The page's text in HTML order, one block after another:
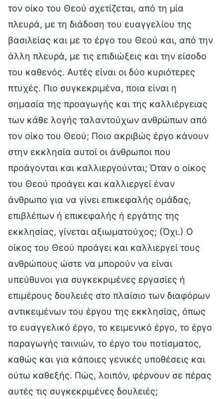
τον οίκο του Θεού σχετίζεται, από τη μία
πλευρά, με τη διάδοση του ευαγγελίου της
βασιλείας και με το έργο του Θεού και, από την
άλλη πλευρά, με τις επιδιώξεις και την είσοδο
του καθενός. Αυτές είναι οι δύο κυριότερες
πτυχές. Πιο συγκεκριμένα, ποια είναι η
σημασία της προαγωγής και της καλλιέργειας
των κάθε λογής ταλαντούχων ανθρώπων από
τον οίκο του Θεού; Ποιο ακριβώς έργο κάνουν
στην εκκλησία αυτοί οι άνθρωποι που
προάγονται και καλλιεργούνται; Όταν ο οίκος
του Θεού προάγει και καλλιεργεί έναν
άνθρωπο για να γίνει επικεφαλής ομάδας,
επιβλέπων ή επικεφαλής ή εργάτης της
εκκλησίας, γίνεται αξιωματούχος; (Όχι.) Ο
οίκος του Θεού προάγει και καλλιεργεί τους
ανθρώπους ώστε να μπορούν να είναι
υπεύθυνοι για συγκεκριμένες εργασίες ή
επιμέρους δουλειές στο πλαίσιο των διαφόρων
αντικειμένων του έργου της εκκλησίας, όπως
το ευαγγελικό έργο, το κειμενικό έργο, το έργο
παραγωγής ταινιών, το έργο του ποτίσματος,
καθώς και για κάποιες γενικές υποθέσεις και
ούτω καθεξής. Πώς, λοιπόν, φέρνουν σε πέρας
αυτές τις συγκεκριμένες δουλειές;